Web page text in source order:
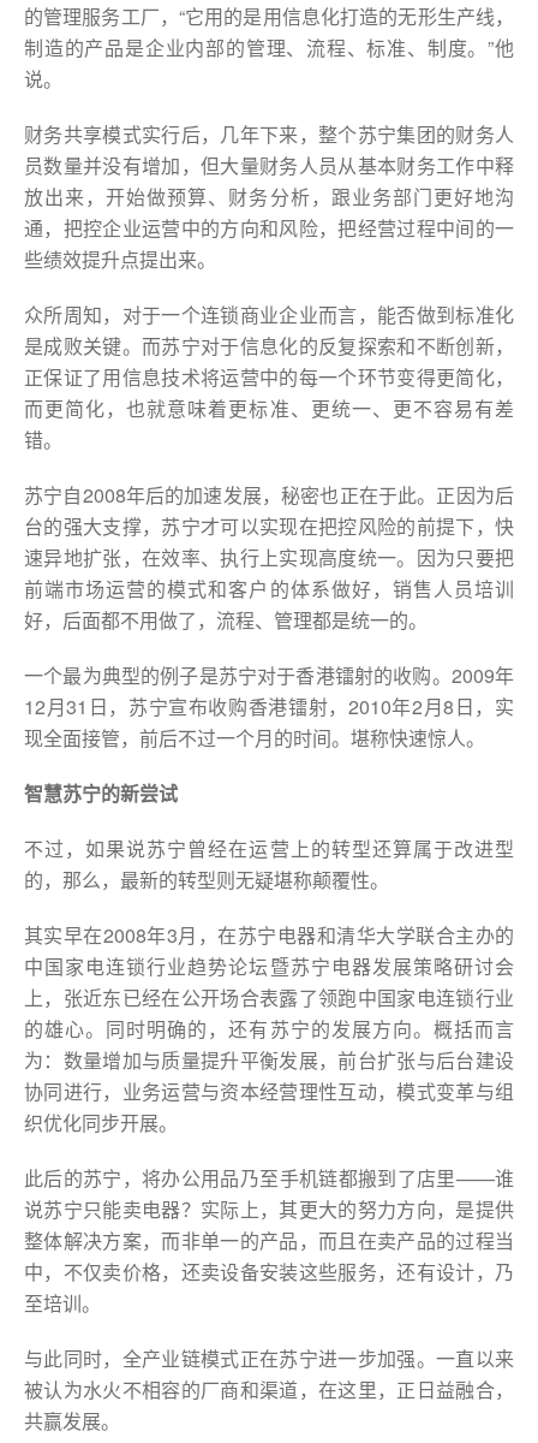
的管理服务工厂，“它用的是用信息化打造的无形生产线，
制造的产品是企业内部的管理、流程、标准、制度。”他
说。
财务共享模式实行后，几年下来，整个苏宁集团的财务人
员数量并没有增加，但大量财务人员从基本财务工作中释
放出来，开始做预算、财务分析，跟业务部门更好地沟
通，把控企业运营中的方向和风险，把经营过程中间的一
些绩效提升点提出来。
众所周知，对于一个连锁商业企业而言，能否做到标准化
是成败关键。而苏宁对于信息化的反复探索和不断创新，
正保证了用信息技术将运营中的每一个环节变得更简化，
而更简化，也就意味着更标准、更统一、更不容易有差
错。
苏宁自2008年后的加速发展，秘密也正在于此。正因为后
台的强大支撑，苏宁才可以实现在把控风险的前提下，快
速异地扩张，在效率、执行上实现高度统一。因为只要把
前端市场运营的模式和客户的体系做好，销售人员培训
好，后面都不用做了，流程、管理都是统一的。
一个最为典型的例子是苏宁对于香港镭射的收购。2009年
12月31日，苏宁宣布收购香港镭射，2010年2月8日，实
现全面接管，前后不过一个月的时间。堪称快速惊人。
智慧苏宁的新尝试
不过，如果说苏宁曾经在运营上的转型还算属于改进型
的，那么，最新的转型则无疑堪称颠覆性。
其实早在2008年3月，在苏宁电器和清华大学联合主办的
中国家电连锁行业趋势论坛暨苏宁电器发展策略研讨会
上，张近东已经在公开场合表露了领跑中国家电连锁行业
的雄心。同时明确的，还有苏宁的发展方向。概括而言
为：数量增加与质量提升平衡发展，前台扩张与后台建设
协同进行，业务运营与资本经营理性互动，模式变革与组
织优化同步开展。
此后的苏宁，将办公用品乃至手机链都搬到了店里——谁
说苏宁只能卖电器？实际上，其更大的努力方向，是提供
整体解决方案，而非单一的产品，而且在卖产品的过程当
中，不仅卖价格，还卖设备安装这些服务，还有设计，乃
至培训。
与此同时，全产业链模式正在苏宁进一步加强。一直以来
被认为水火不相容的厂商和渠道，在这里，正日益融合，
共赢发展。